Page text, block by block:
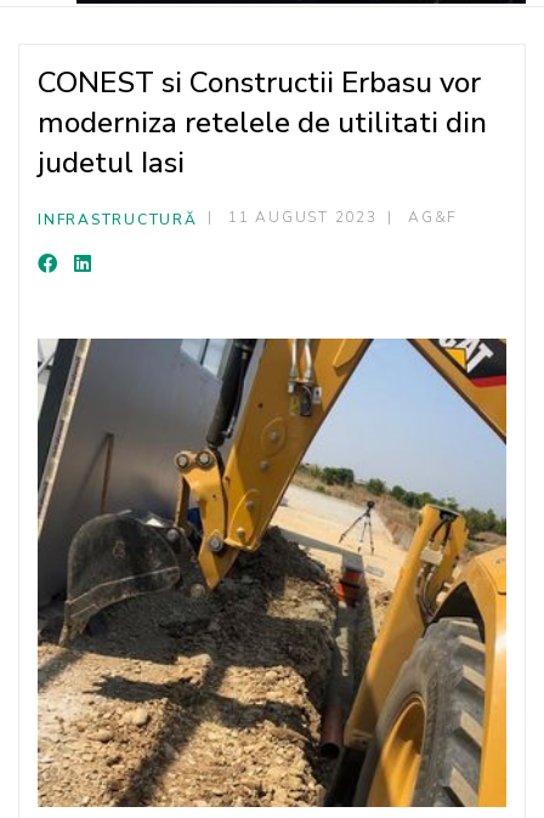
CONEST si Constructii Erbasu vor
moderniza retelele de utilitati din
judetul Iasi
INFRASTRUCTURĂ 11 AUGUST 2023 AG&F